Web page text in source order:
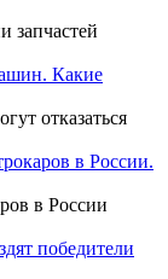
запчастей
Какие
отказаться
в России.
в России
победители